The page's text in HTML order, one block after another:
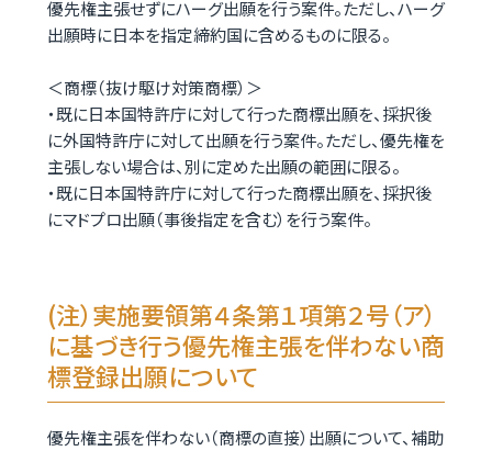
優先権主張せずにハーグ出願を行う案件。ただし、ハーグ
出願時に日本を指定締約国に含めるものに限る。
＜商標（抜け駆け対策商標）＞
・既に日本国特許庁に対して行った商標出願を、採択後
に外国特許庁に対して出願を行う案件。ただし、優先権を
主張しない場合は、別に定めた出願の範囲に限る。
・既に日本国特許庁に対して行った商標出願を、採択後
にマドプロ出願（事後指定を含む）を行う案件。
(注）実施要領第４条第１項第２号（ア）
に基づき行う優先権主張を伴わない商
標登録出願について
優先権主張を伴わない（商標の直接）出願について、補助